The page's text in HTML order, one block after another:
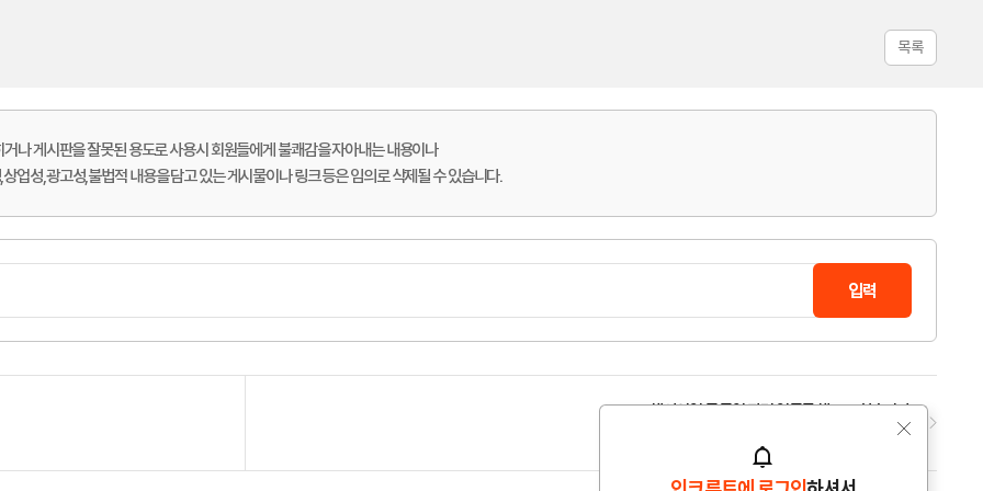
목록
나 게시판을 잘못된 용도로 사용시 회원들에게 불쾌감을 자아내는 내용이나
업성,광고성,불법적 내용을 담고 있는 게시물이나 링크 등은 임의로 삭제될 수 있습니다.
해외영업 등 무역 관련 업무를 해보고 싶습니다.
2024.04.22(월)